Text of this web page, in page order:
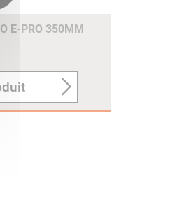
E-PRO 350MM